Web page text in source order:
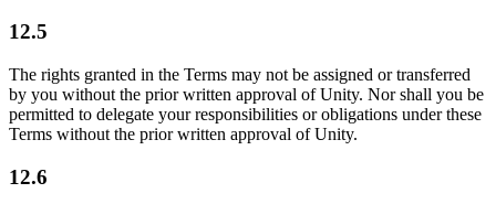
12.5
The rights granted in the Terms may not be assigned or transferred
by you without the prior written approval of Unity. Nor shall you be
permitted to delegate your responsibilities or obligations under these
Terms without the prior written approval of Unity.
12.6